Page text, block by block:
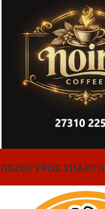
ΠΕΖΟΓΥΡΟΣ ΣΠΑΡΤΗ